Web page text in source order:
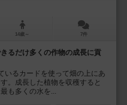
14歳～ 7件
るだけ多くの作物の成長に貢
るカードを使って畑の上にあ
。成長した植物を収穫すると
も多くの水を...